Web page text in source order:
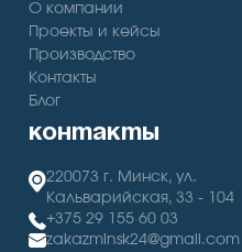
О компании
Проекты и кейсы
Производство
Контакты
Блог
контакты
220073 г. Минск, ул.
Кальварийская, 33 - 104
+375 29 155 60 03
zakazminsk24@gmail.com